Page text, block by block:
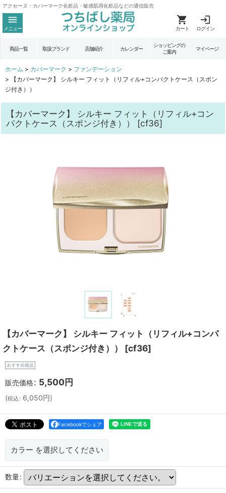
アクセーヌ・カバーマーク化粧品・敏感肌用化粧品などの通信販売
メニュー カート ログイン
商品一覧 取扱ブランド 店舗紹介 カレンダー
ショッピングの
ご案内
マイページ
ホーム > カバーマーク > ファンデーション
>
【カバーマーク】 シルキー フィット（リフィル+コンパクトケース（スポン
ジ付き））
【カバーマーク】 シルキー フィット（リフィル+コン
パクトケース（スポンジ付き））
[cf36]
【カバーマーク】 シルキー フィット（リフィル+コンパ
クトケース（スポンジ付き））
[cf36]
販売価格: 5,500円
(税込 : 6,050円)
Facebookでシェア
カラー を選択してください
数量: